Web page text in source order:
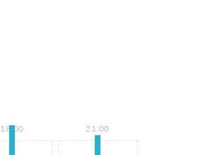
18:00 21:00